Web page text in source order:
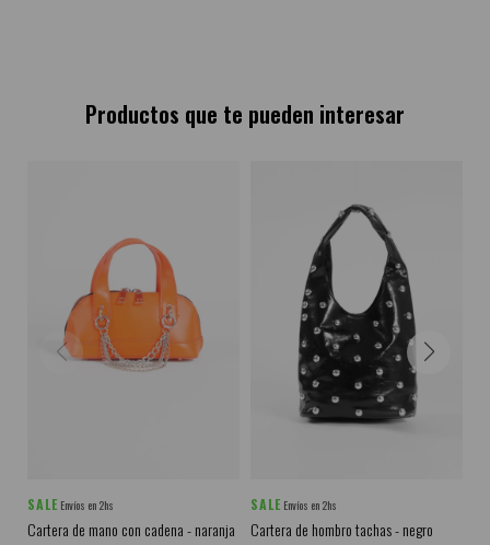
Productos que te pueden interesar
SALE Envíos en 2hs
Cartera de mano con cadena - naranja
SALE Envíos en 2hs
Cartera de hombro tachas - negro